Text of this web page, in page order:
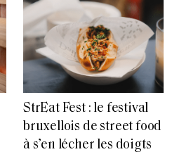
StrEat Fest : le festival
bruxellois de street food
à s’en lécher les doigts